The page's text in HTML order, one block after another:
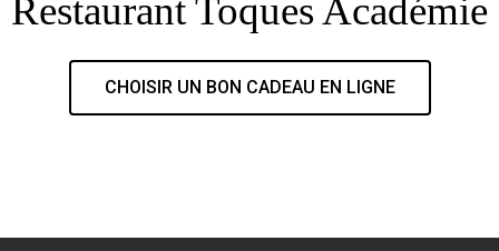
Restaurant Toques Académie
CHOISIR UN BON CADEAU EN LIGNE